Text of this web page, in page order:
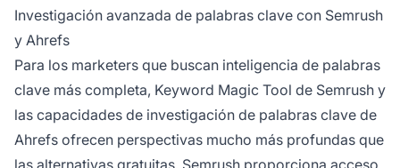
Investigación avanzada de palabras clave con Semrush
y Ahrefs
Para los marketers que buscan inteligencia de palabras
clave más completa, Keyword Magic Tool de Semrush y
las capacidades de investigación de palabras clave de
Ahrefs ofrecen perspectivas mucho más profundas que
las alternativas gratuitas. Semrush proporciona acceso